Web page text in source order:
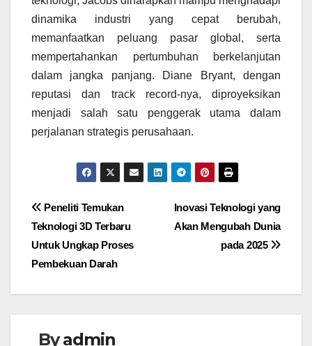
dinamika industri yang cepat berubah,
memanfaatkan peluang pasar global, serta
mempertahankan pertumbuhan berkelanjutan
dalam jangka panjang. Diane Bryant, dengan
reputasi dan track record-nya, diproyeksikan
menjadi salah satu penggerak utama dalam
perjalanan strategis perusahaan.
Navigasi
pos
Inovasi Teknologi yang
Akan Mengubah Dunia
pada 2025
Peneliti Temukan
Teknologi 3D Terbaru
Untuk Ungkap Proses
Pembekuan Darah
Byadmin